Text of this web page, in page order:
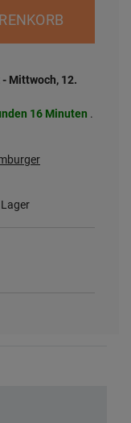
Mittwoch, 12.
16 Minuten .